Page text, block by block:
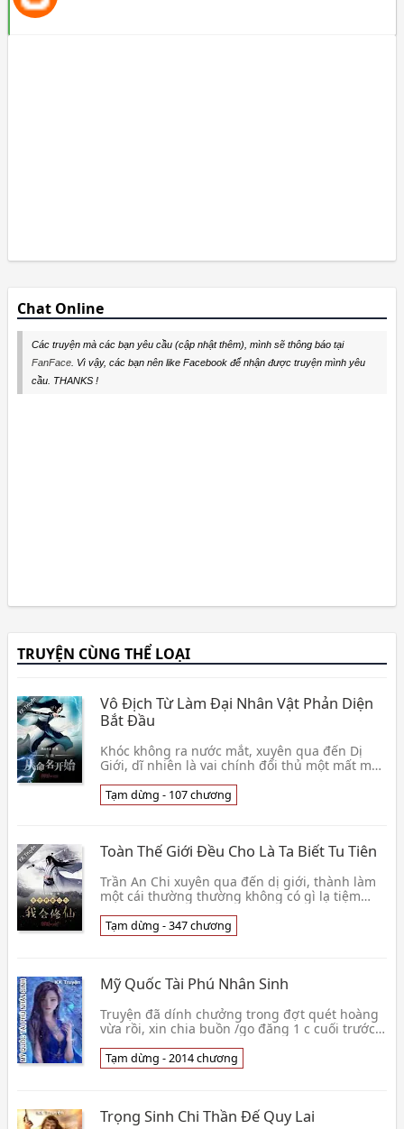
Chat Online
Các truyện mà các bạn yêu cầu (cập nhật thêm), mình sẽ thông báo tại
FanFace. Vì vậy, các bạn nên like Facebook để nhận được truyện mình yêu
cầu. THANKS !
TRUYỆN CÙNG THỂ LOẠI
Vô Địch Từ Làm Đại Nhân Vật Phản Diện
Bắt Đầu
Khóc không ra nước mắt, xuyên qua đến Dị
Giới, dĩ nhiên là vai chính đối thủ một mất một
phản diệ👦 Cuồng Dã Đích Ma Qua
Tạm dừng - 107 chương
Toàn Thế Giới Đều Cho Là Ta Biết Tu Tiên
Trần An Chi xuyên qua đến dị giới, thành làm
một cái thường thường không có gì lạ tiệm
như đều biế👦 Bất Xuyên Cước Đích Hài
Tạm dừng - 347 chương
Mỹ Quốc Tài Phú Nhân Sinh
Truyện đã dính chưởng trong đợt quét hoàng
vừa rồi, xin chia buồn /go đăng 1 c cuối trước
Tiểu Ác Ma
Tạm dừng - 2014 chương
Trọng Sinh Chi Thần Đế Quy Lai